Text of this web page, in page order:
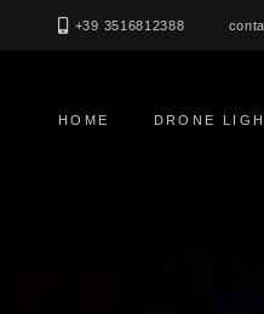
+39 3516812388
HOME DRONE